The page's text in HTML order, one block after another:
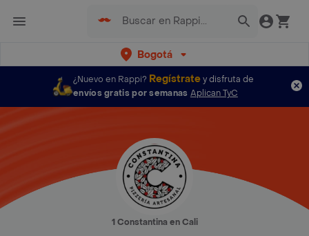
Bogotá
¿Nuevo en Rappi? Regístratey disfruta de
envíos gratis por semanas Aplican TyC
1 Constantina en Cali